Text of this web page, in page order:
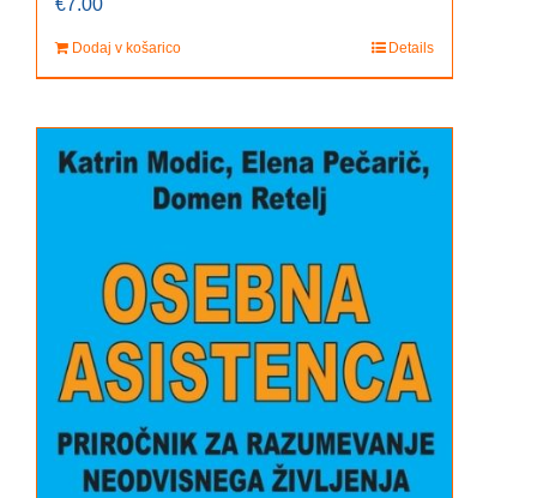
€7.00
Dodaj v košarico Details